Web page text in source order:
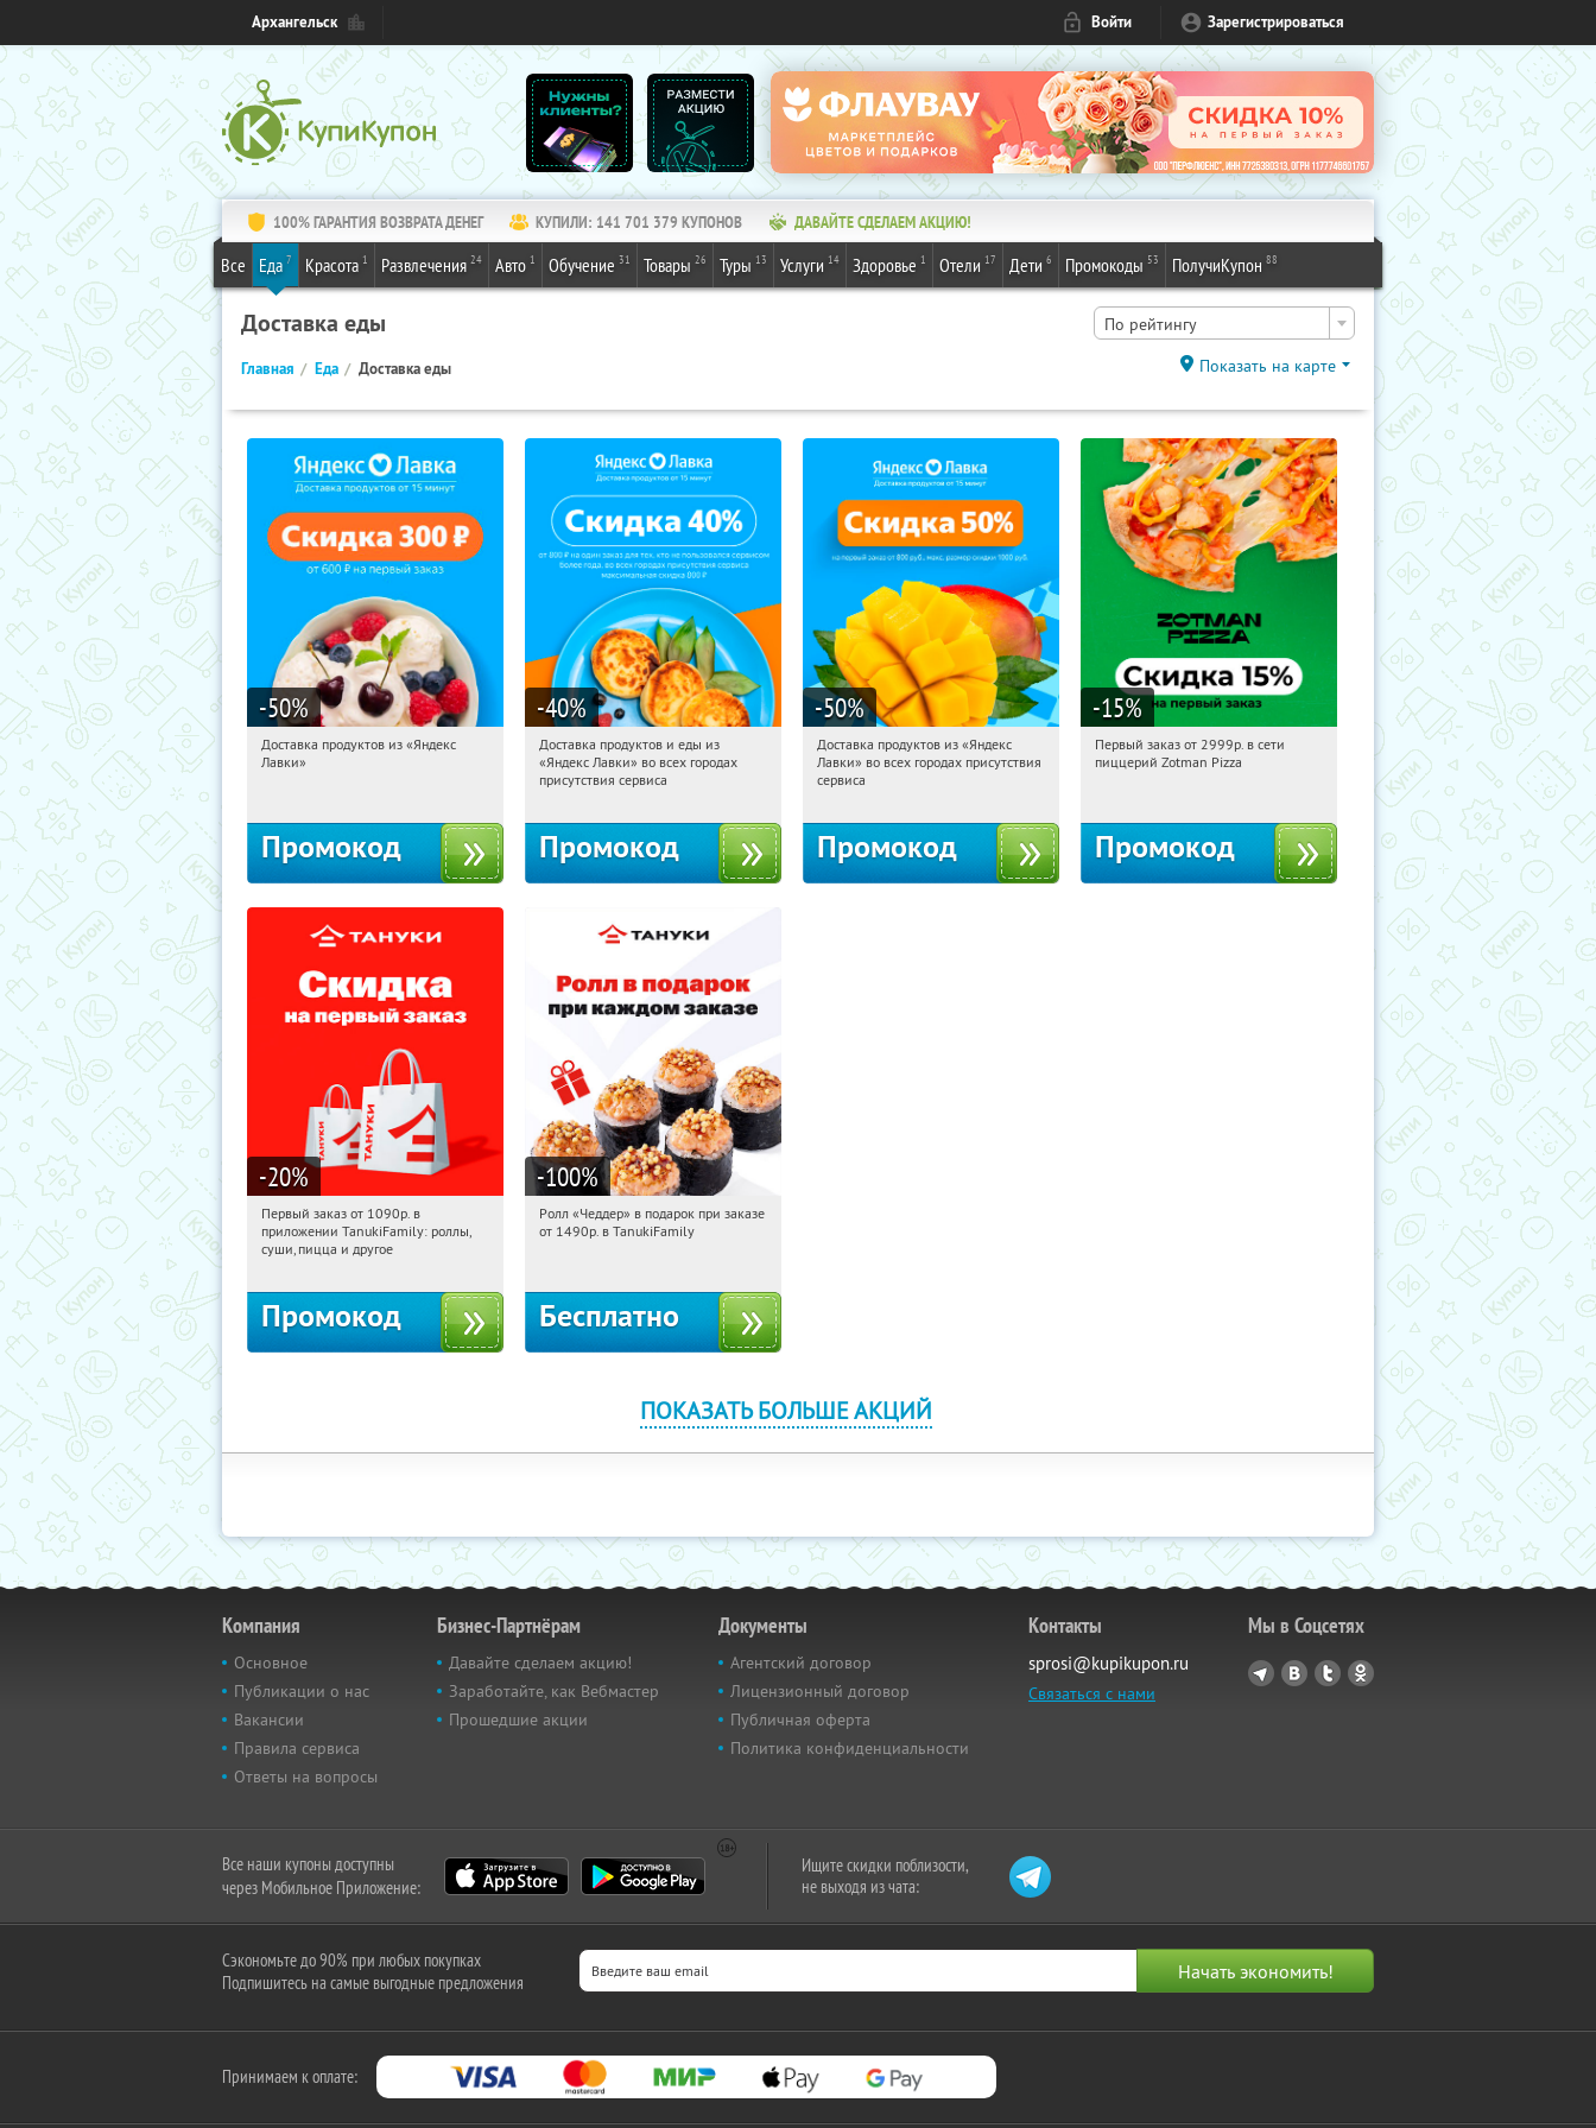
Архангельск Войти Зарегистрироваться
100% ГАРАНТИЯ ВОЗВРАТА ДЕНЕГ КУПИЛИ: 141 701 379 КУПОНОВ ДАВАЙТЕ СДЕЛАЕМ АКЦИЮ!
Все Еда 7 Красота 1 Развлечения 24 Авто 1 Обучение 31 Товары 26 Туры 13 Услуги 14 Здоровье 1 Отели 17 Дети 6 Промокоды 53 ПолучиКупон 88
Доставка еды По рейтингу
Главная Еда Доставка еды Показать на карте
-50%
08:30:04 Получили:
Доставка продуктов из «Яндекс
Лавки»
Промокод
-40%
08:30:04 Получили:
Россия
Доставка продуктов и еды из
«Яндекс Лавки» во всех городах
присутствия сервиса
Промокод
-50%
08:30:04 Получили:
Россия
Доставка продуктов из «Яндекс
Лавки» во всех городах присутствия
сервиса
Промокод
-15%
08:30:04 Получили:
Первый заказ от 2999р. в сети
пиццерий Zotman Pizza
Промокод
-20%
08:30:04 Получили:
Россия
Первый заказ от 1090р. в
приложении TanukiFamily: роллы,
суши, пицца и другое
Промокод
-100%
08:30:04 Получили:108
Ролл «Чеддер» в подарок при заказе
от 1490р. в TanukiFamily
Бесплатно
ПОКАЗАТЬ БОЛЬШЕ АКЦИЙ
Компания
Основное
Публикации о нас
Вакансии
Правила сервиса
Ответы на вопросы
Бизнес-Партнёрам
Давайте сделаем акцию!
Заработайте, как Вебмастер
Прошедшие акции
Документы
Агентский договор
Лицензионный договор
Публичная оферта
Политика конфиденциальности
Контакты
sprosi@kupikupon.ru
Связаться с нами
Мы в Соцсетях
Все наши купоны доступны
через Мобильное Приложение:
Ищите скидки поблизости,
не выходя из чата:
Сэкономьте до 90% при любых покупках
Подпишитесь на самые выгодные предложения
Принимаем к оплате: